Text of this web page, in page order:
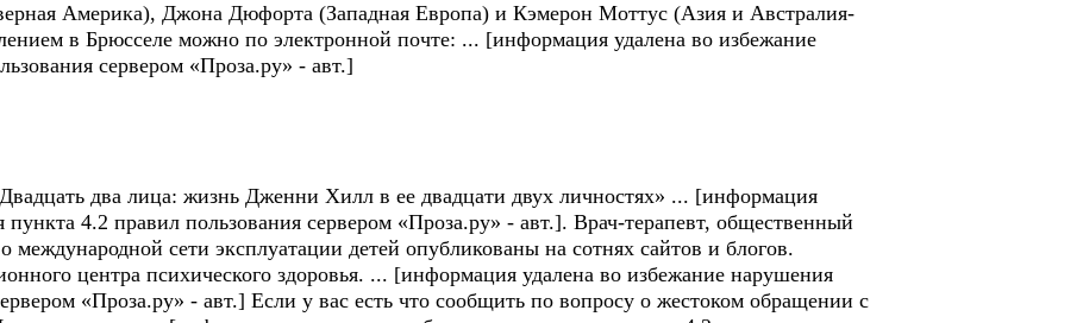
Америка), Джона Дюфорта (Западная Европа) и Кэмерон Моттус (Азия и Австралия-
в Брюсселе можно по электронной почте: ... [информация удалена во избежание
сервером «Проза.ру» - авт.]
два лица: жизнь Дженни Хилл в ее двадцати двух личностях» ... [информация
4.2 правил пользования сервером «Проза.ру» - авт.]. Врач-терапевт, общественный
международной сети эксплуатации детей опубликованы на сотнях сайтов и блогов.
центра психического здоровья. ... [информация удалена во избежание нарушения
«Проза.ру» - авт.] Если у вас есть что сообщить по вопросу о жестоком обращении с